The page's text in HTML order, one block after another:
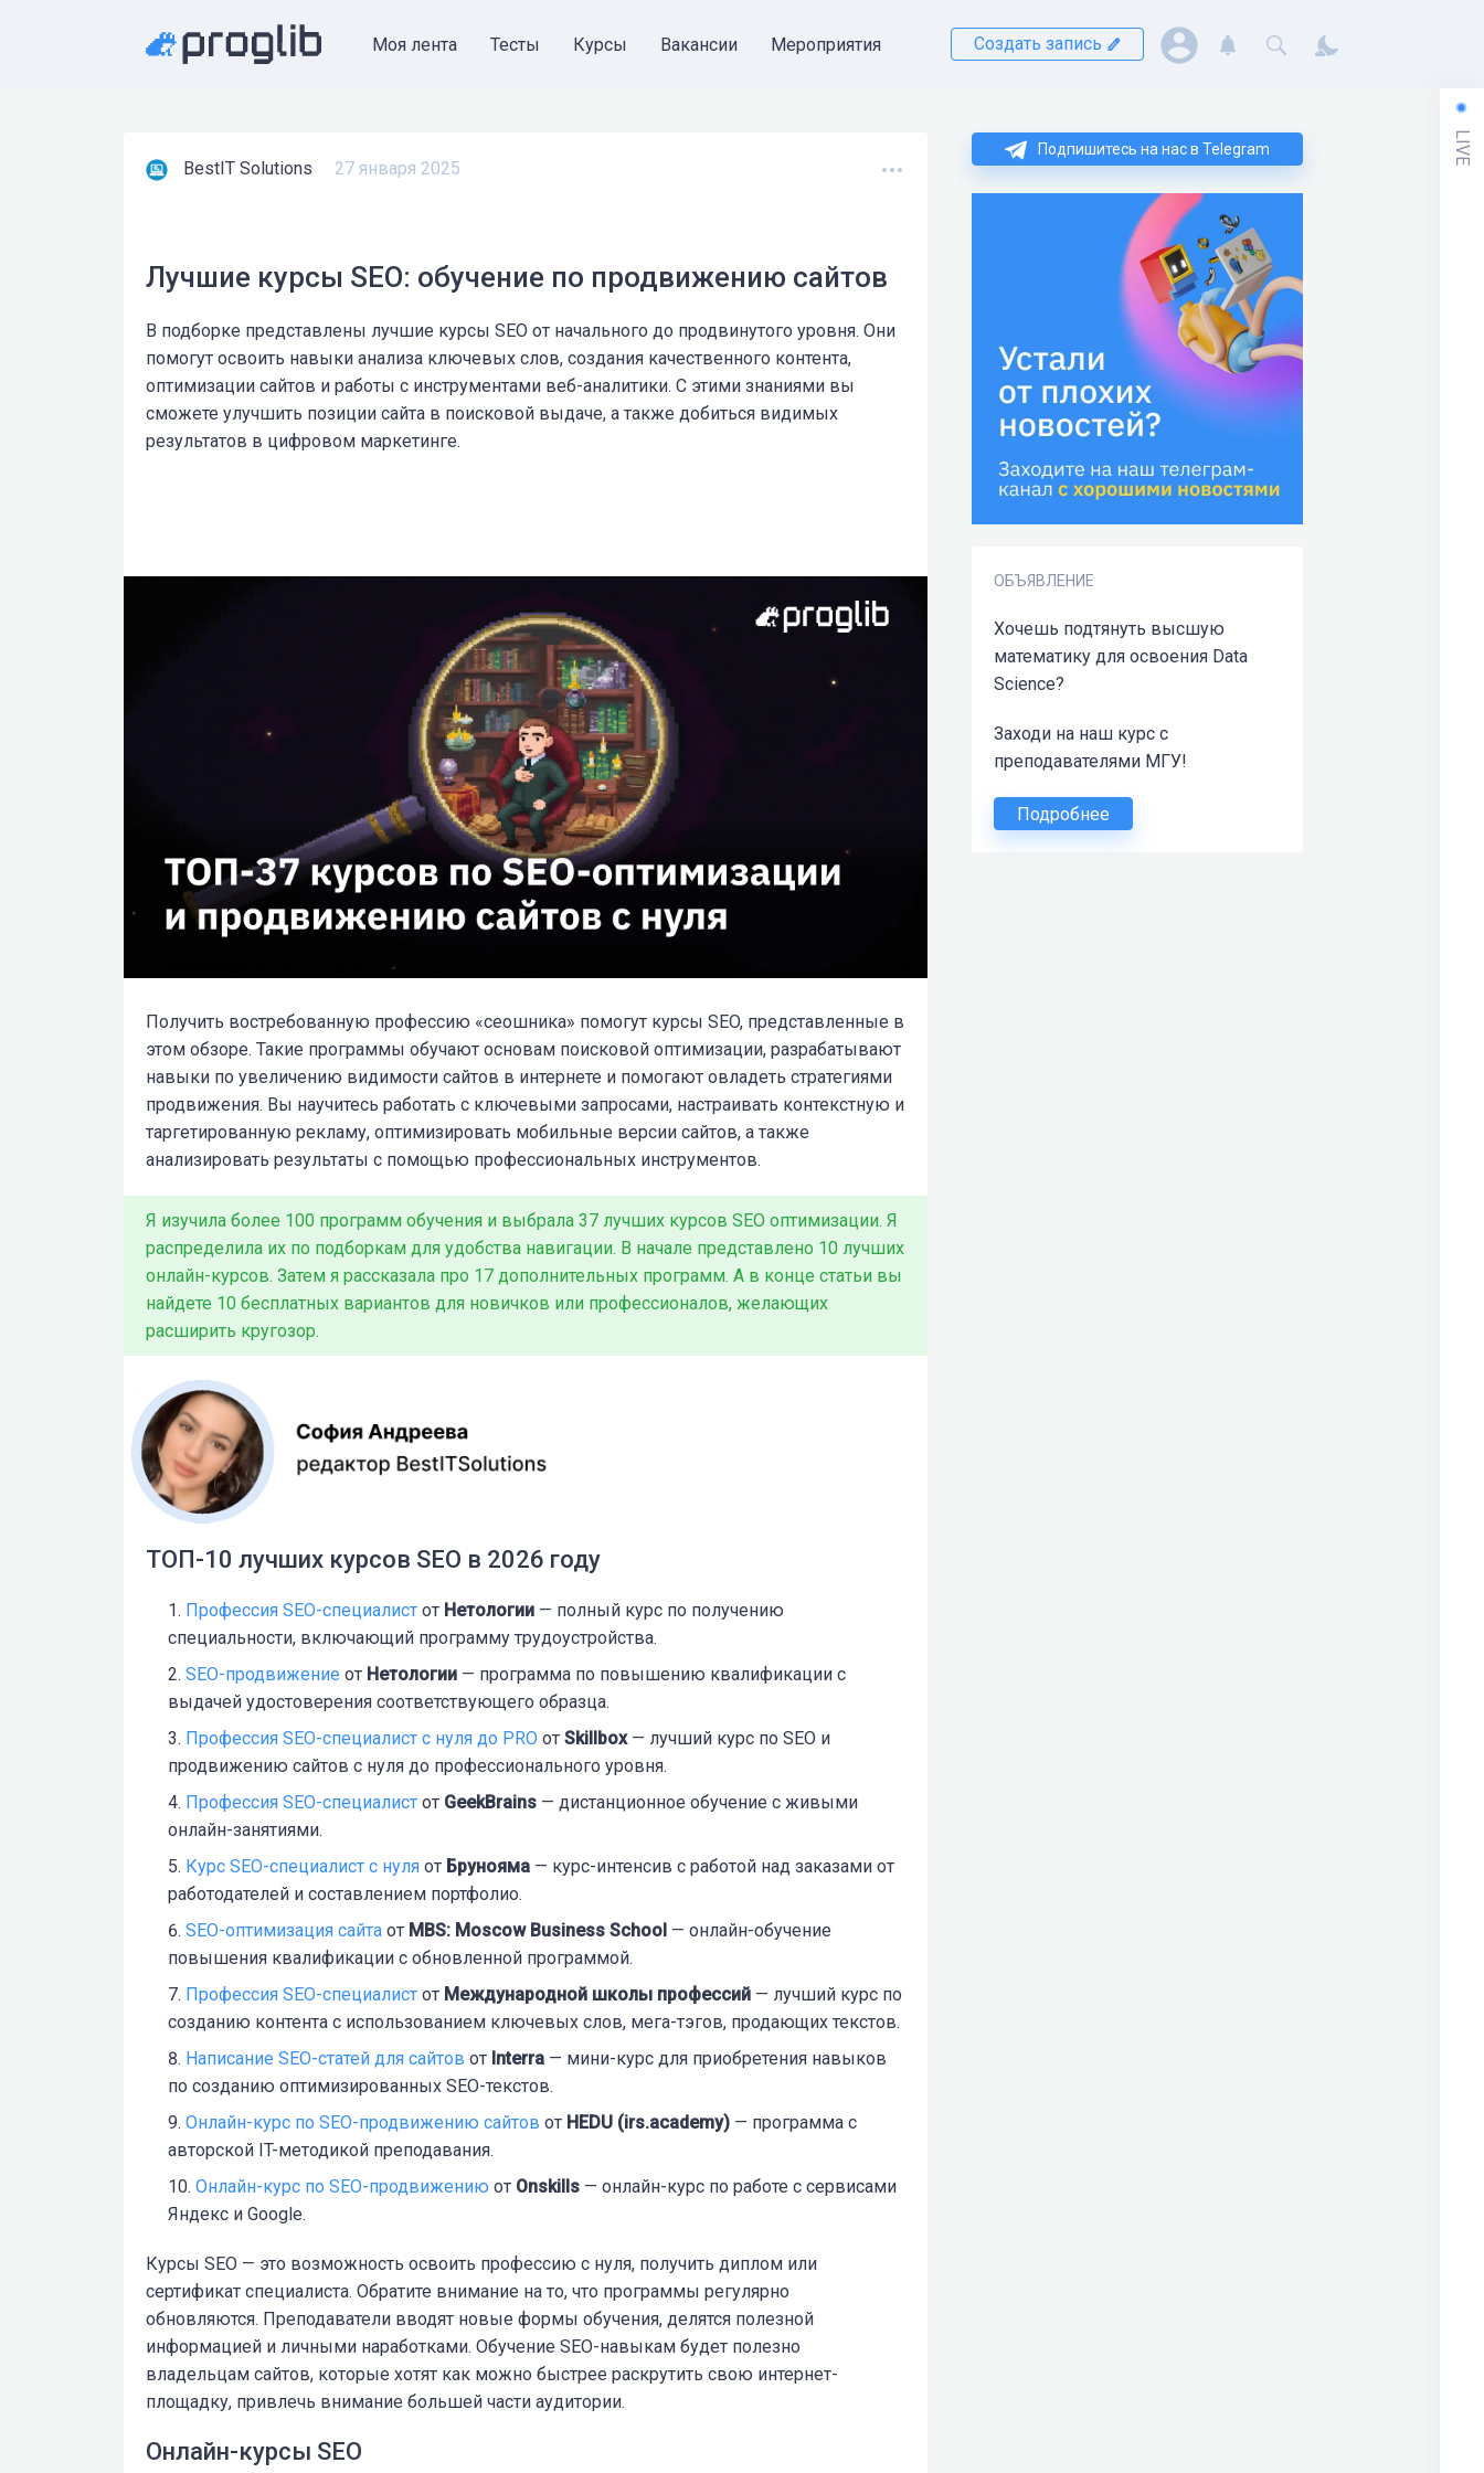
Моя лента Тесты Курсы Вакансии Мероприятия Создать запись
Подпишитесь на нас в Telegram
ОБЪЯВЛЕНИЕ
Хочешь подтянуть высшую
математику для освоения Data
Science?
Заходи на наш курс с
преподавателями МГУ!
Подробнее
BestIT Solutions 27 января 2025
Лучшие курсы SEO: обучение по продвижению сайтов
В подборке представлены лучшие курсы SEO от начального до продвинутого уровня. Они
помогут освоить навыки анализа ключевых слов, создания качественного контента,
оптимизации сайтов и работы с инструментами веб-аналитики. С этими знаниями вы
сможете улучшить позиции сайта в поисковой выдаче, а также добиться видимых
результатов в цифровом маркетинге.
Получить востребованную профессию «сеошника» помогут курсы SEO, представленные в
этом обзоре. Такие программы обучают основам поисковой оптимизации, разрабатывают
навыки по увеличению видимости сайтов в интернете и помогают овладеть стратегиями
продвижения. Вы научитесь работать с ключевыми запросами, настраивать контекстную и
таргетированную рекламу, оптимизировать мобильные версии сайтов, а также
анализировать результаты с помощью профессиональных инструментов.
Я изучила более 100 программ обучения и выбрала 37 лучших курсов SEO оптимизации. Я
распределила их по подборкам для удобства навигации. В начале представлено 10 лучших
онлайн-курсов. Затем я рассказала про 17 дополнительных программ. А в конце статьи вы
найдете 10 бесплатных вариантов для новичков или профессионалов, желающих
расширить кругозор.
ТОП-10 лучших курсов SEO в 2026 году
Профессия SEO-специалист от Нетологии — полный курс по получению
специальности, включающий программу трудоустройства.
SEO-продвижение от Нетологии — программа по повышению квалификации с
выдачей удостоверения соответствующего образца.
Профессия SEO-специалист c нуля до PRO от Skillbox— лучший курс по SEO и
продвижению сайтов с нуля до профессионального уровня.
Профессия SEO-специалист от GeekBrains — дистанционное обучение с живыми
онлайн-занятиями.
Курс SEO-специалист с нуля от Брунояма — курс-интенсив с работой над заказами от
работодателей и составлением портфолио.
SEO-оптимизация сайта от MBS: Moscow Business School — онлайн-обучение
повышения квалификации с обновленной программой.
Профессия SEO-специалист от Международной школы профессий — лучший курс по
созданию контента с использованием ключевых слов, мега-тэгов, продающих текстов.
Написание SEO-статей для сайтов от Interra — мини-курс для приобретения навыков
по созданию оптимизированных SEO-текстов.
Онлайн-курс по SEO-продвижению сайтов от HEDU (irs.academy) — программа с
авторской IT-методикой преподавания.
Онлайн-курс по SEO-продвижению от Onskills — онлайн-курс по работе с сервисами
Яндекс и Google.
Курсы SEO — это возможность освоить профессию с нуля, получить диплом или
сертификат специалиста. Обратите внимание на то, что программы регулярно
обновляются. Преподаватели вводят новые формы обучения, делятся полезной
информацией и личными наработками. Обучение SEO-навыкам будет полезно
владельцам сайтов, которые хотят как можно быстрее раскрутить свою интернет-
площадку, привлечь внимание большей части аудитории.
Онлайн-курсы SEO
LIVE